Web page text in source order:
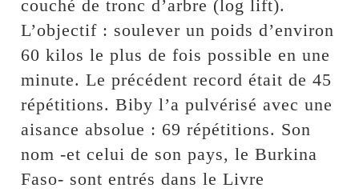
couché de tronc d’arbre (log lift).
L’objectif : soulever un poids d’environ
60 kilos le plus de fois possible en une
minute. Le précédent record était de 45
répétitions. Biby l’a pulvérisé avec une
aisance absolue : 69 répétitions. Son
nom -et celui de son pays, le Burkina
Faso- sont entrés dans le Livre